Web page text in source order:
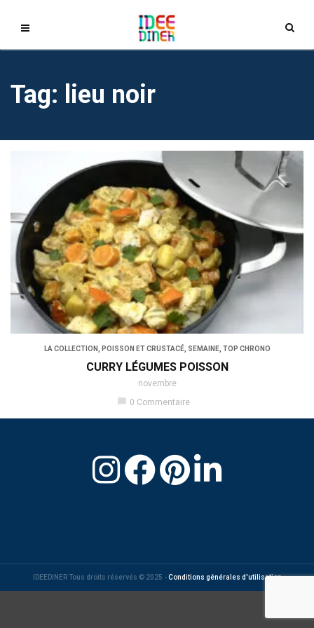
Tag: lieu noir
LA COLLECTION, POISSON ET CRUSTACÉ, SEMAINE, TOP CHRONO
CURRY LÉGUMES POISSON
novembre
chat_bubble 0 Commentaire
IDEEDINER Tous droits réservés © 2025 -Conditions générales d'utilisation